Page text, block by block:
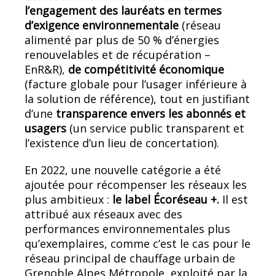
l’engagement des lauréats en termes
d’exigence environnementale (réseau
alimenté par plus de 50 % d’énergies
renouvelables et de récupération –
EnR&R), de compétitivité économique
(facture globale pour l’usager inférieure à
la solution de référence), tout en justifiant
d’une transparence envers les abonnés et
usagers (un service public transparent et
l’existence d’un lieu de concertation).
En 2022, une nouvelle catégorie a été
ajoutée pour récompenser les réseaux les
plus ambitieux : le label Écoréseau +. Il est
attribué aux réseaux avec des
performances environnementales plus
qu’exemplaires, comme c’est le cas pour le
réseau principal de chauffage urbain de
Grenoble Alpes Métropole, exploité par la